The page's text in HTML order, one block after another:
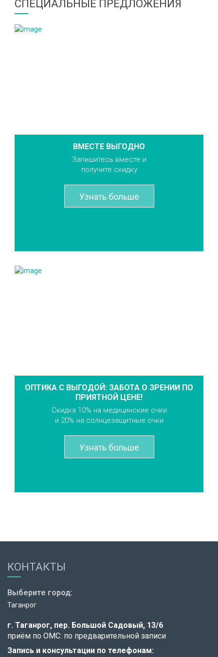
СПЕЦИАЛЬНЫЕ ПРЕДЛОЖЕНИЯ
ВМЕСТЕ ВЫГОДНО
Запишитесь вместе и
получите скидку
Узнать больше
ОПТИКА С ВЫГОДОЙ: ЗАБОТА О ЗРЕНИИ ПО
ПРИЯТНОЙ ЦЕНЕ!
Скидка 10% на медицинские очки
и 20% на солнцезащитные очки
Узнать больше
КОНТАКТЫ
Выберите город:
Таганрог
г. Таганрог, пер. Большой Садовый, 13/6
приём по ОМС: по предварительной записи
Запись и консультации по телефонам: